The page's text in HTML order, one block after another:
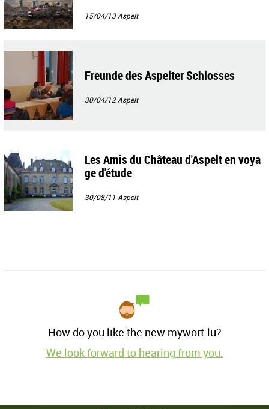
15/04/13Aspelt
Freunde des Aspelter Schlosses
30/04/12Aspelt
Les Amis du Château d'Aspelt en voya
ge d'étude
30/08/11 Aspelt
How do you like the new mywort.lu?
We look forward to hearing from you.